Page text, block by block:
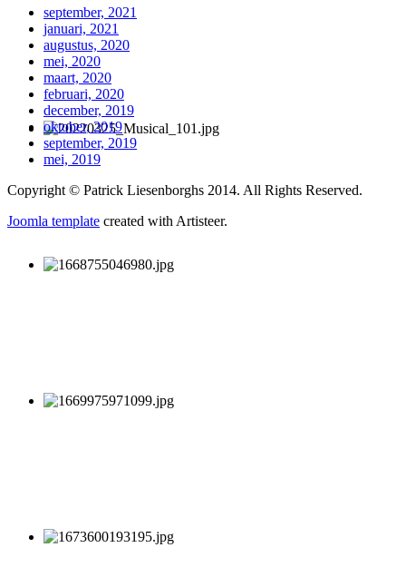
september, 2021
januari, 2021
augustus, 2020
mei, 2020
maart, 2020
februari, 2020
december, 2019
oktober, 2019
september, 2019
mei, 2019
Copyright © Patrick Liesenborghs 2014. All Rights Reserved.
Joomla template created with Artisteer.